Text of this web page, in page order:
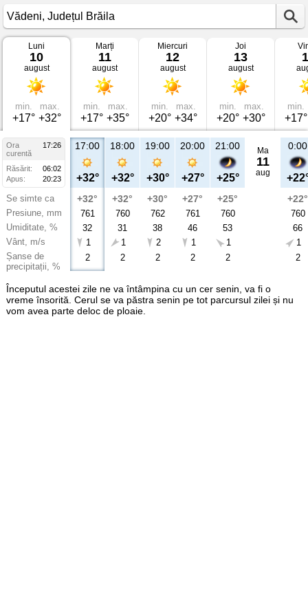
Vremea
Vădeni
Județul
Brăila
Luni
10
august
min.
+17°
max.
+32°
Marți
11
august
min.
+17°
max.
+35°
Miercuri
12
august
min.
+20°
max.
+34°
Joi
13
august
min.
+20°
max.
+30°
min.
+17°
Ora
17:26
curentă
Răsărit:
06:02
Apus:
20:23
Se simte ca
Presiune, mm
Umiditate, %
Vânt, m/s
Șanse de
precipitații, %
17:00
+32°
+32°
761
32
1
2
18:00
+32°
+32°
760
31
1
2
19:00
+30°
+30°
762
38
2
2
20:00
+27°
+27°
761
46
1
2
21:00
+25°
+25°
760
53
1
2
Ma
11
aug
0:00
+22°
760
66
1
2
Începutul acestei zile ne va întâmpina cu un cer senin, va fi o
vreme însorită. Cerul se va păstra senin pe tot parcursul zilei și nu
vom avea parte deloc de ploaie.